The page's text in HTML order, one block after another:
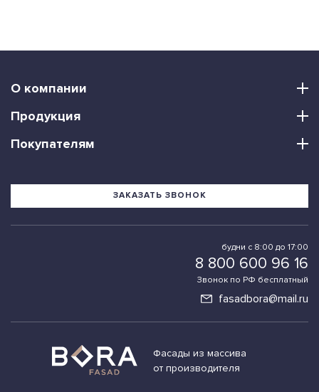
Фасады из массива
от производителя
О компании
Продукция
Покупателям
будни с 8:00 до 17:00
8 800 600 96 16
Звонок по РФ бесплатный
ЗАКАЗАТЬ ЗВОНОК
fasadbora@mail.ru